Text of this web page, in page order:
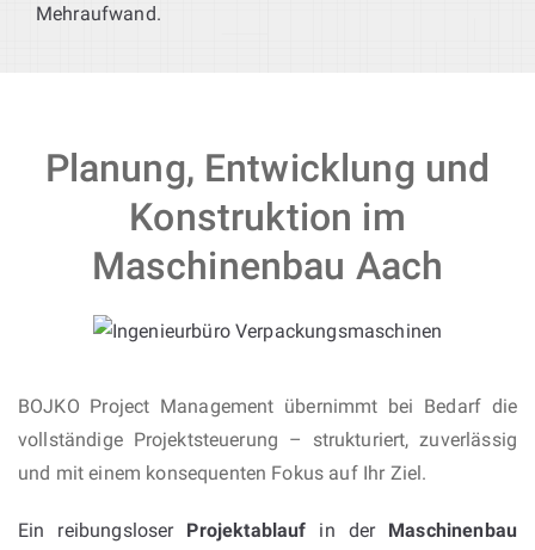
Mehraufwand.
Planung, Entwicklung und
Konstruktion im
Maschinenbau Aach
BOJKO Project Management übernimmt bei Bedarf die
vollständige Projektsteuerung – strukturiert, zuverlässig
und mit einem konsequenten Fokus auf Ihr Ziel.
Ein reibungsloser Projektablauf in der Maschinenbau